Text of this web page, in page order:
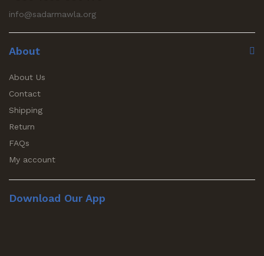
info@sadarmawla.org
About
About Us
Contact
Shipping
Return
FAQs
My account
Download Our App